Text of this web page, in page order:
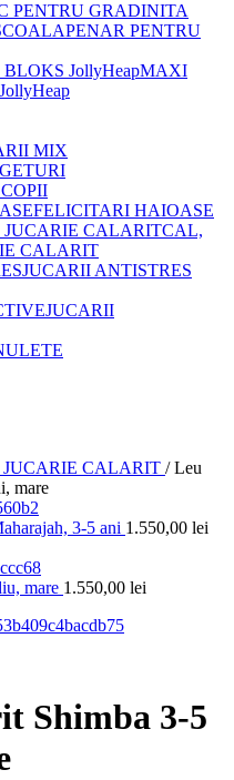
PENTRU GRADINITA
PENAR PENTRU
MAXI
MIX
FELICITARI HAIOASE
CAL,
CALARIT
JUCARII ANTISTRES
JUCARII
CALARIT / Leu
mare
3-5 ani 1.550,00 lei
mare 1.550,00 lei
Shimba 3-5